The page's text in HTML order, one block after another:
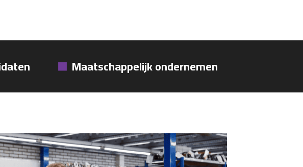
Maatschappelijk ondernemen